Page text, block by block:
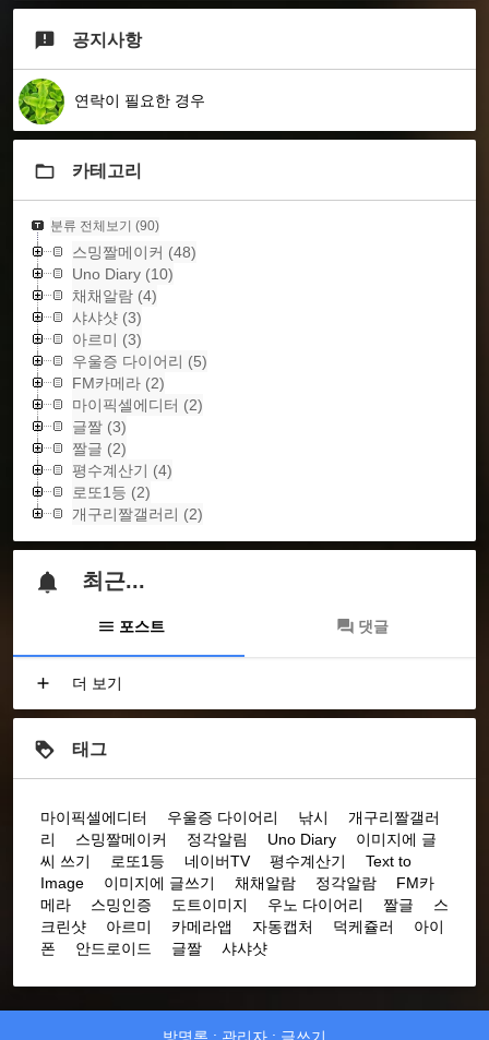
공지사항
연락이 필요한 경우
카테고리
분류 전체보기 (90)
스밍짤메이커 (48)
Uno Diary (10)
채채알람 (4)
샤샤샷 (3)
아르미 (3)
우울증 다이어리 (5)
FM카메라 (2)
마이픽셀에디터 (2)
글짤 (3)
짤글 (2)
평수계산기 (4)
로또1등 (2)
개구리짤갤러리 (2)
최근...
포스트 댓글
더 보기
태그
마이픽셀에디터 우울증 다이어리 낚시
개구리짤갤러
리
스밍짤메이커 정각알림 Uno Diary
이미지에 글
씨 쓰기
로또1등 네이버TV 평수계산기
Text to
Image
이미지에 글쓰기 채채알람 정각알람
FM카
메라
스밍인증 도트이미지 우노 다이어리 짤글
스
크린샷
아르미 카메라앱 자동캡처 덕케쥴러
아이
폰
안드로이드 글짤 샤샤샷